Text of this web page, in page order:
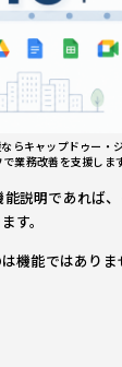
キャップドゥー・
業務改善を支援しま
説明であれば
す。
機能ではありま